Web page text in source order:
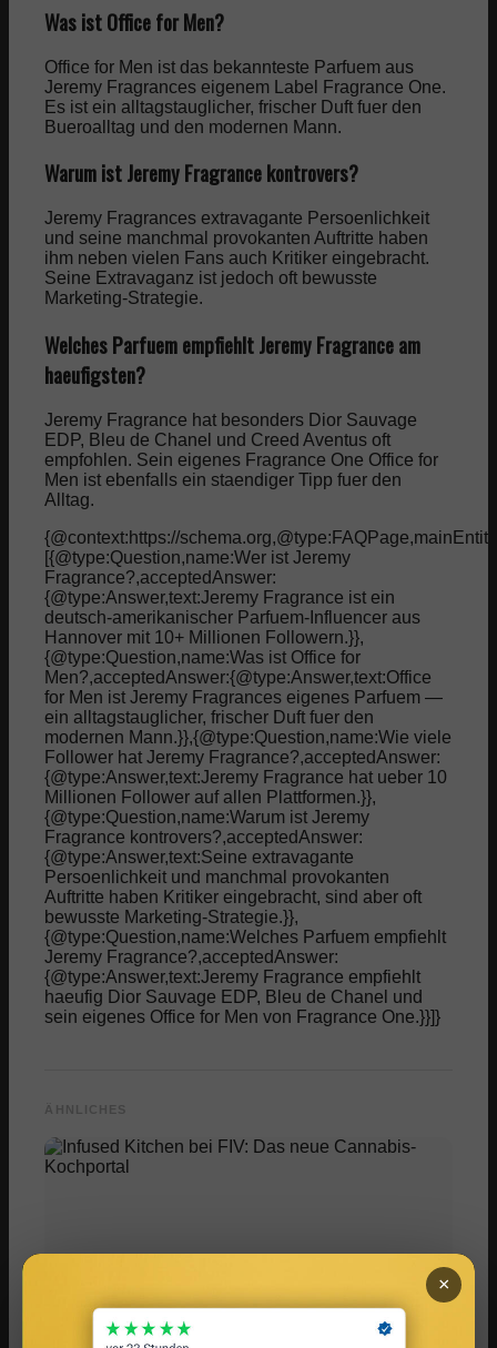
Was ist Office for Men?
Office for Men ist das bekannteste Parfuem aus
Jeremy Fragrances eigenem Label Fragrance One.
Es ist ein alltagstauglicher, frischer Duft fuer den
Bueroalltag und den modernen Mann.
Warum ist Jeremy Fragrance kontrovers?
Jeremy Fragrances extravagante Persoenlichkeit
und seine manchmal provokanten Auftritte haben
ihm neben vielen Fans auch Kritiker eingebracht.
Seine Extravaganz ist jedoch oft bewusste
Marketing-Strategie.
Welches Parfuem empfiehlt Jeremy Fragrance am
haeufigsten?
Jeremy Fragrance hat besonders Dior Sauvage
EDP, Bleu de Chanel und Creed Aventus oft
empfohlen. Sein eigenes Fragrance One Office for
Men ist ebenfalls ein staendiger Tipp fuer den
Alltag.
{@context:https://
[{@type:Question,name:Wer ist Jeremy
Fragrance?,acceptedAnswer:
{@type:Answer,text:Jeremy Fragrance ist ein
deutsch-amerikanischer Parfuem-Influencer aus
Hannover mit 10+ Millionen Followern.}},
{@type:Question,name:Was ist Office for
Men?,acceptedAnswer:{@type:Answer,text:Office
for Men ist Jeremy Fragrances eigenes Parfuem —
ein alltagstauglicher, frischer Duft fuer den
modernen Mann.}},{@type:Question,name:Wie viele
Follower hat Jeremy Fragrance?,acceptedAnswer:
{@type:Answer,text:Jeremy Fragrance hat ueber 10
Millionen Follower auf allen Plattformen.}},
{@type:Question,name:Warum ist Jeremy
Fragrance kontrovers?,acceptedAnswer:
{@type:Answer,text:Seine extravagante
Persoenlichkeit und manchmal provokanten
Auftritte haben Kritiker eingebracht, sind aber oft
bewusste Marketing-Strategie.}},
{@type:Question,name:Welches Parfuem empfiehlt
Jeremy Fragrance?,acceptedAnswer:
{@type:Answer,text:Jeremy Fragrance empfiehlt
haeufig Dior Sauvage EDP, Bleu de Chanel und
sein eigenes Office for Men von Fragrance One.}}]}
ÄHNLICHES
×